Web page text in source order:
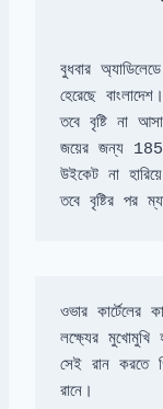
বুধবার
জয়ের জন্য 185
তবে বৃষ্টির পর
ওভার কার্টেলের
সেই রান করতে